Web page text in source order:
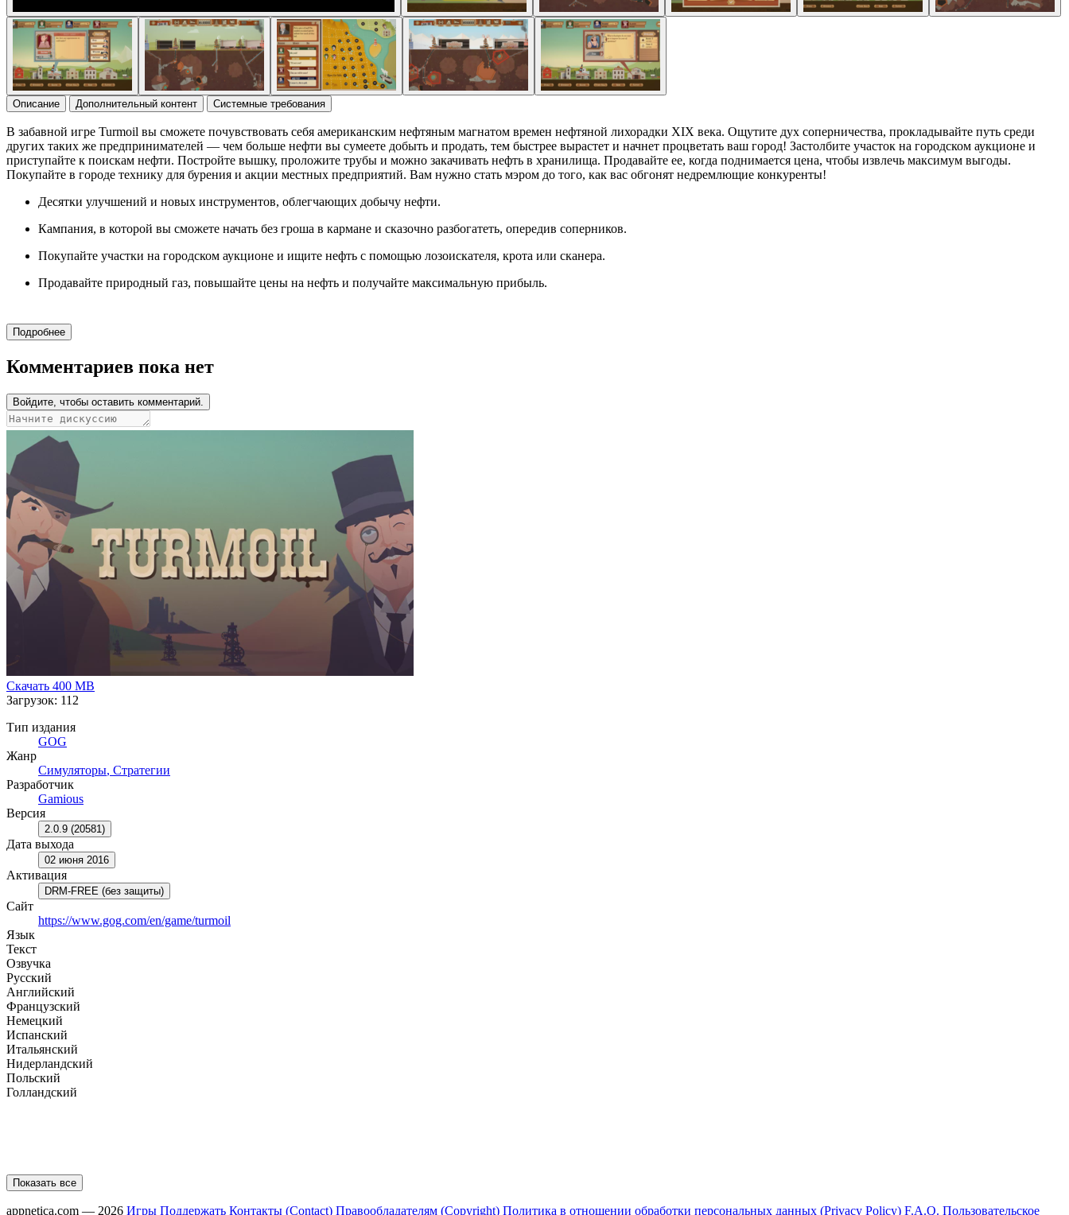
Описание Дополнительный контент Системные требования
В забавной игре Turmoil вы сможете почувствовать себя американским нефтяным магнатом времен нефтяной лихорадки XIX века. Ощутите дух соперничества, прокладывайте путь среди
других таких же предпринимателей — чем больше нефти вы сумеете добыть и продать, тем быстрее вырастет и начнет процветать ваш город! Застолбите участок на городском аукционе и
приступайте к поискам нефти. Постройте вышку, проложите трубы и можно закачивать нефть в хранилища. Продавайте ее, когда поднимается цена, чтобы извлечь максимум выгоды.
Покупайте в городе технику для бурения и акции местных предприятий. Вам нужно стать мэром до того, как вас обгонят недремлющие конкуренты!
Десятки улучшений и новых инструментов, облегчающих добычу нефти.
Кампания, в которой вы сможете начать без гроша в кармане и сказочно разбогатеть, опередив соперников.
Покупайте участки на городском аукционе и ищите нефть с помощью лозоискателя, крота или сканера.
Продавайте природный газ, повышайте цены на нефть и получайте максимальную прибыль.
Подробнее
Комментариев пока нет
Войдите, чтобы оставить комментарий.
Скачать 400 MB
Загрузок: 112
Тип издания
GOG
Жанр
Симуляторы, Стратегии
Разработчик
Gamious
Версия
2.0.9 (20581)
Дата выхода
02 июня 2016
Активация
DRM-FREE (без защиты)
Сайт
https://www.gog.com/en/game/turmoil
Язык
Текст
Озвучка
Русский
Английский
Французский
Немецкий
Испанский
Итальянский
Нидерландский
Польский
Голландский
Показать все
appnetica.com — 2026 Игры Поддержать Контакты (Contact) Правообладателям (Copyright) Политика в отношении обработки персональных данных (Privacy Policy) F.A.Q. Пользовательское